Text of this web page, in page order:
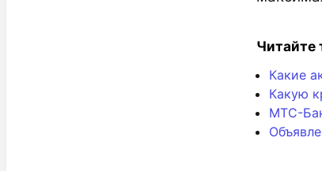
Читайте
Какие
Какую
МТС-